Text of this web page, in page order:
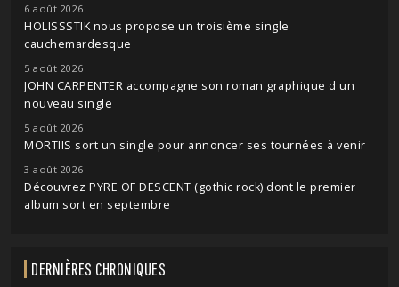
6 août 2026
HOLISSSTIK nous propose un troisième single
cauchemardesque
5 août 2026
JOHN CARPENTER accompagne son roman graphique d'un
nouveau single
5 août 2026
MORTIIS sort un single pour annoncer ses tournées à venir
3 août 2026
Découvrez PYRE OF DESCENT (gothic rock) dont le premier
album sort en septembre
DERNIÈRES CHRONIQUES